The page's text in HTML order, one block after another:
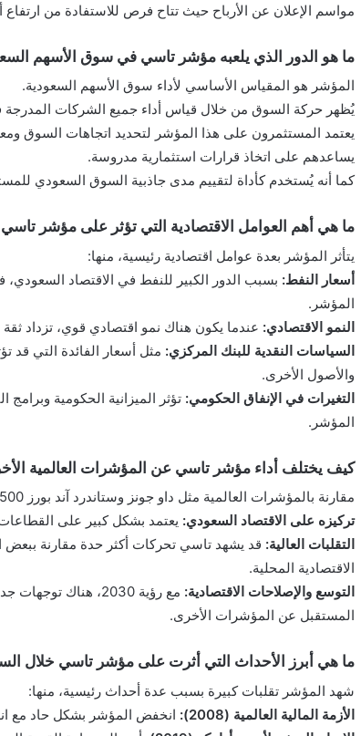
مواسم الإعلان عن الأرباح حيث تتاح فرص للاستفادة من ارتفاع
ما هو الدور الذي يلعبه مؤشر تاسي في سوق الأسهم
المؤشر هو المقياس الأساسي لأداء سوق الأسهم السعودية.
يُظهر حركة السوق من خلال قياس أداء جميع الشركات المدرجة
يعتمد المستثمرون على هذا المؤشر لتحديد اتجاهات السوق
يساعدهم على اتخاذ قرارات استثمارية مدروسة.
كما أنه يُستخدم كأداة لتقييم مدى جاذبية السوق السعودي
ما هي أهم العوامل الاقتصادية التي تؤثر على مؤشر
يتأثر المؤشر بعدة عوامل اقتصادية رئيسية، منها:
أسعار النفط: بسبب الدور الكبير للنفط في الاقتصاد
المؤشر.
النمو الاقتصادي: عندما يكون هناك نمو اقتصادي قوي، تزداد ثقة
السياسات النقدية للبنك المركزي: مثل أسعار الفائدة التي قد
والأصول الأخرى.
التغيرات في الإنفاق الحكومي: تؤثر الميزانية الحكومية
المؤشر.
كيف يختلف أداء مؤشر تاسي عن المؤشرات العالمية
مقارنة بالمؤشرات العالمية مثل داو جونز وستاندرد آند بورز 500، يتميز هذا المؤشر بعدة خصائص:
تركيزه على الاقتصاد السعودي: يعتمد بشكل كبير على
التقلبات العالية: قد يشهد تاسي تحركات أكثر حدة مقارنة
الاقتصادية المحلية.
التوسع والإصلاحات الاقتصادية:
مع رؤية 2030، هناك
المستقبل عن المؤشرات الأخرى.
ما هي أبرز الأحداث التي أثرت على مؤشر تاسي خلال
شهد المؤشر تقلبات كبيرة بسبب عدة أحداث رئيسية، منها:
الأزمة المالية العالمية (2008):
انخفض المؤشر بشكل حاد مع